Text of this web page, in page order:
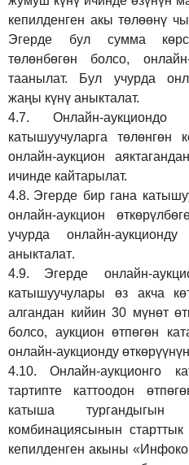
кепилденген акы төлөөнү
Эгерде бул сумма
төлөнбөгөн болсо,
таанылат. Бул учурда
жаңы күнү аныкталат.
4.7.
Онлайн-
катышуучуларга төлөнгөн
онлайн-аукцион
ичинде кайтарылат.
4.8. Эгерде бир гана
онлайн-аукцион өткөрүлбө
учурда онлайн-
аныкталат.
4.9.
Эгерде онлайн-
катышуучулары өз акча
алгандан кийин 30 мүнөт
болсо, аукцион өтпөгөн
онлайн-аукционду
4.10.
Онлайн-аукционго
тартипте каттоодон
катыша тургандыгын
комбинациясынын
кепилденген акыны